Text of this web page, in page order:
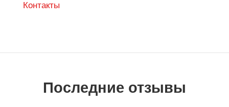
Контакты
Последние отзывы